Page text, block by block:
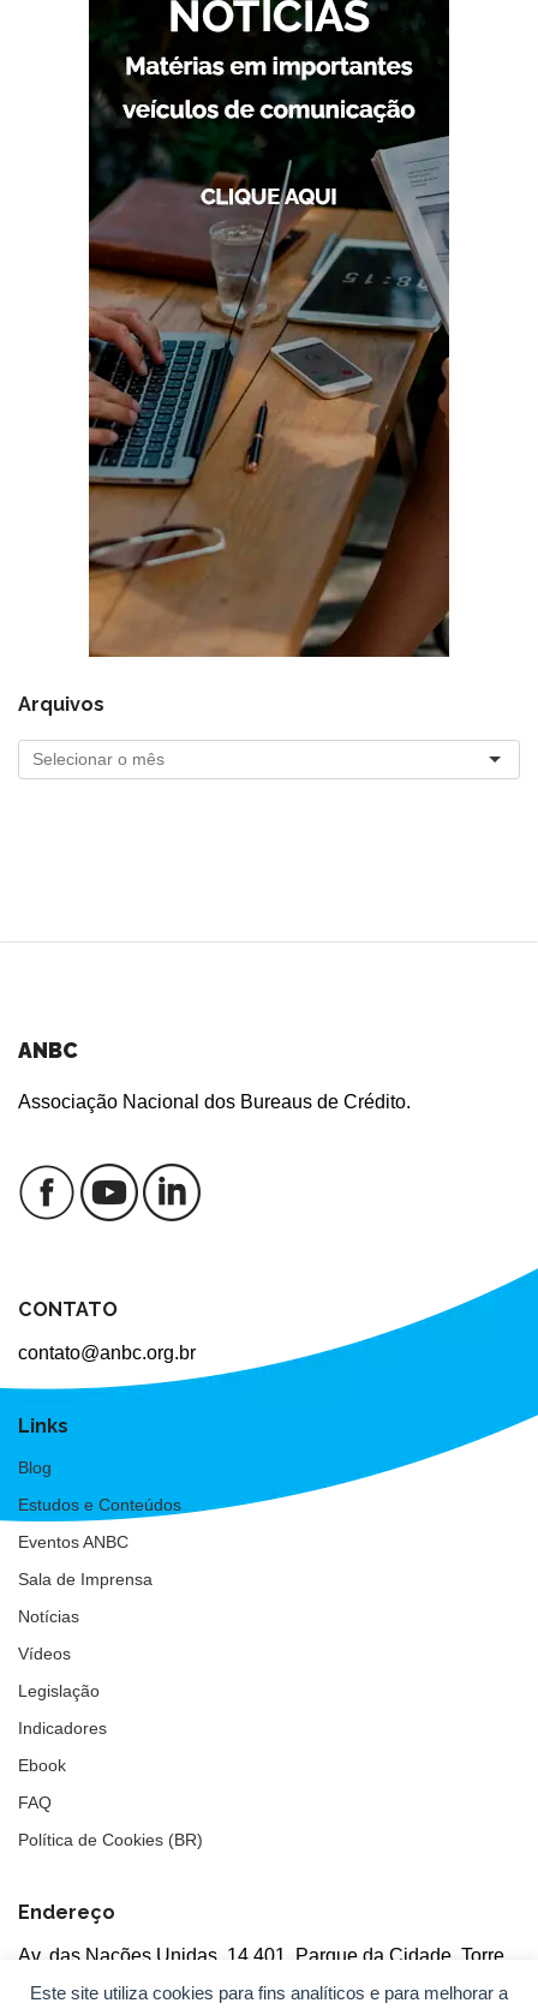
Este site utiliza cookies para fins analíticos e para melhorar a
Arquivos
ANBC
Associação Nacional dos Bureaus de Crédito.
CONTATO
contato@anbc.org.br
Links
Blog
Estudos e Conteúdos
Eventos ANBC
Sala de Imprensa
Notícias
Vídeos
Legislação
Indicadores
Ebook
FAQ
Política de Cookies (BR)
Endereço
Av. das Nações Unidas, 14.401, Parque da Cidade, Torre
Tarumã